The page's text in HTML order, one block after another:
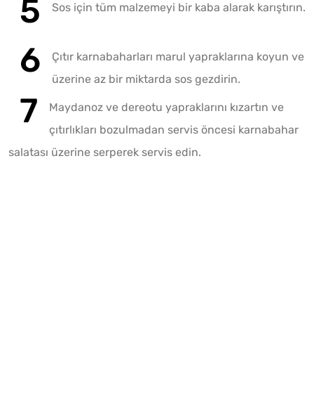
Sos için tüm malzemeyi bir kaba alarak karıştırın.
Çıtır karnabaharları marul yapraklarına koyun ve
üzerine az bir miktarda sos gezdirin.
Maydanoz ve dereotu yapraklarını kızartın ve
çıtırlıkları bozulmadan servis öncesi karnabahar
salatası üzerine serperek servis edin.